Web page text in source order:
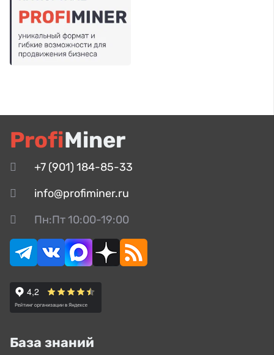
ProfiMiner
+7 (901) 184-85-33
info@profiminer.ru
Пн:Пт 10:00-19:00
База знаний